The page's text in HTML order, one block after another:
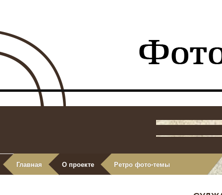
Главная О проекте Ретро фото-темы